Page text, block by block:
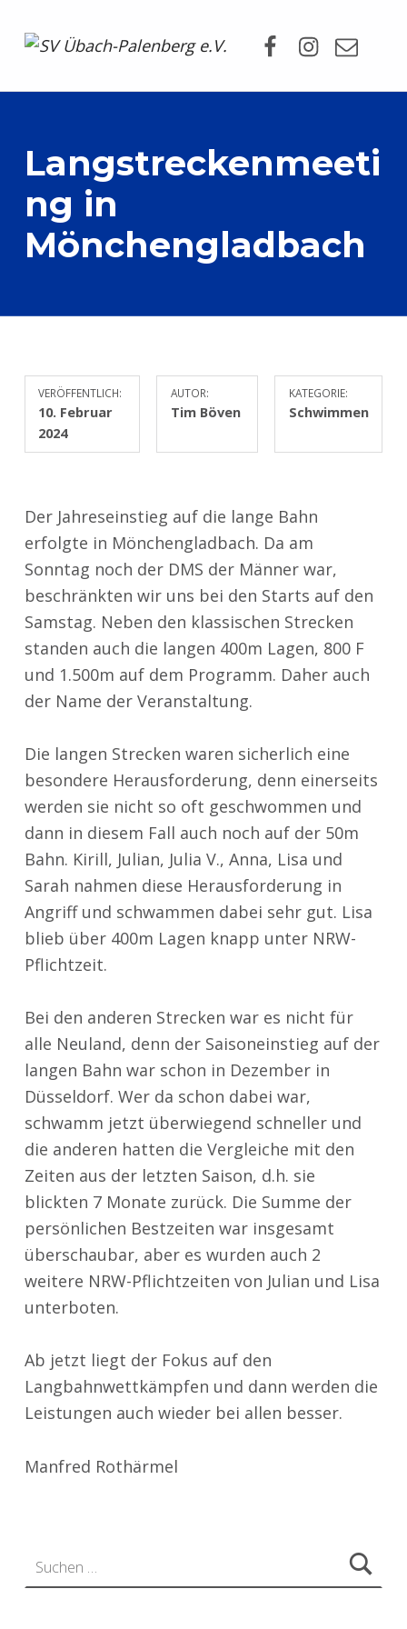
Langstreckenmeeti
ng in
Mönchengladbach
VERÖFFENTLICH:
10. Februar
2024
AUTOR:
Tim Böven
KATEGORIE:
Schwimmen
Der Jahreseinstieg auf die lange Bahn
erfolgte in Mönchengladbach. Da am
Sonntag noch der DMS der Männer war,
beschränkten wir uns bei den Starts auf den
Samstag. Neben den klassischen Strecken
standen auch die langen 400m Lagen, 800 F
und 1.500m auf dem Programm. Daher auch
der Name der Veranstaltung.
Die langen Strecken waren sicherlich eine
besondere Herausforderung, denn einerseits
werden sie nicht so oft geschwommen und
dann in diesem Fall auch noch auf der 50m
Bahn. Kirill, Julian, Julia V., Anna, Lisa und
Sarah nahmen diese Herausforderung in
Angriff und schwammen dabei sehr gut. Lisa
blieb über 400m Lagen knapp unter NRW-
Pflichtzeit.
Bei den anderen Strecken war es nicht für
alle Neuland, denn der Saisoneinstieg auf der
langen Bahn war schon in Dezember in
Düsseldorf. Wer da schon dabei war,
schwamm jetzt überwiegend schneller und
die anderen hatten die Vergleiche mit den
Zeiten aus der letzten Saison, d.h. sie
blickten 7 Monate zurück. Die Summe der
persönlichen Bestzeiten war insgesamt
überschaubar, aber es wurden auch 2
weitere NRW-Pflichtzeiten von Julian und Lisa
unterboten.
Ab jetzt liegt der Fokus auf den
Langbahnwettkämpfen und dann werden die
Leistungen auch wieder bei allen besser.
Manfred Rothärmel